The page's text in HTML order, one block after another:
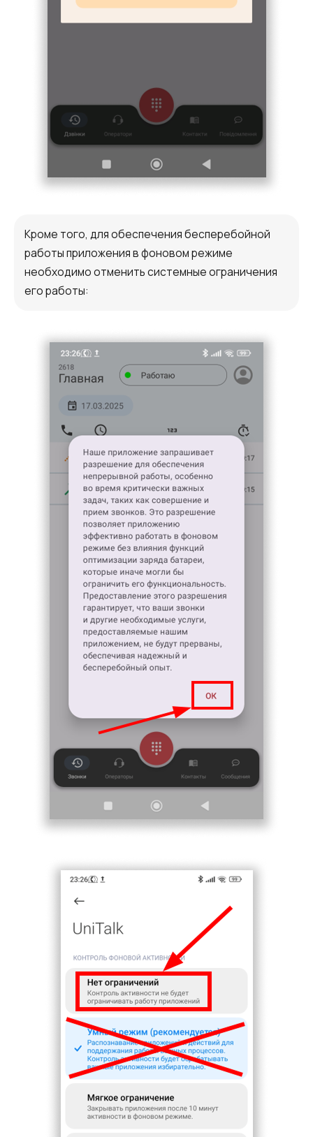
Кроме того, для обеспечения бесперебойной
работы приложения в фоновом режиме
необходимо отменить системные ограничения
его работы: